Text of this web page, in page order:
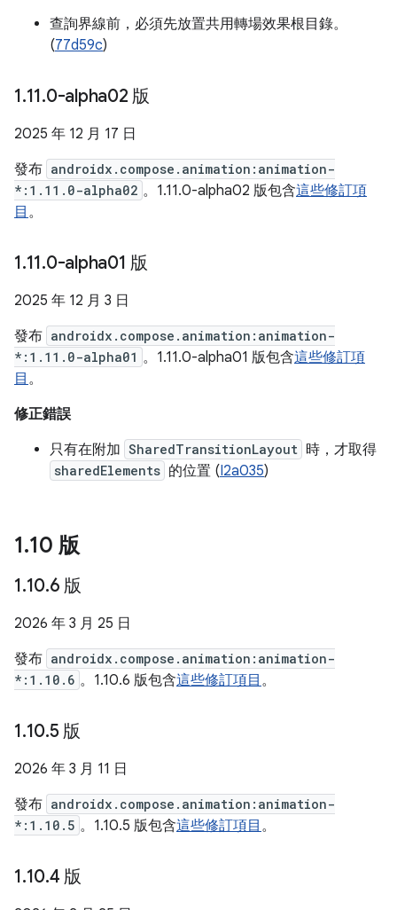
查詢界線前，必須先放置共用轉場效果根目錄。
(77d59c)
1.11.0-alpha02 版
2025 年 12 月 17 日
發布 androidx.compose.animation:animation-
*:1.11.0-alpha02 。1.11.0-alpha02 版包含這些修訂項
目 。
1.11.0-alpha01 版
2025 年 12 月 3 日
發布 androidx.compose.animation:animation-
*:1.11.0-alpha01 。1.11.0-alpha01 版包含這些修訂項
目 。
修正錯誤
只有在附加 SharedTransitionLayout 時，才取得
sharedElements 的位置 (I2a035)
1.10 版
1.10.6 版
2026 年 3 月 25 日
發布 androidx.compose.animation:animation-
*:1.10.6 。1.10.6 版包含這些修訂項目 。
1.10.5 版
2026 年 3 月 11 日
發布 androidx.compose.animation:animation-
*:1.10.5 。1.10.5 版包含這些修訂項目 。
1.10.4 版